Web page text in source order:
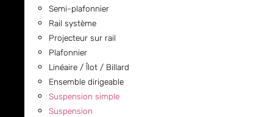
Semi-plafonnier
Rail système
Projecteur sur rail
Plafonnier
Linéaire / Îlot / Billard
Ensemble dirigeable
Suspension simple
Suspension